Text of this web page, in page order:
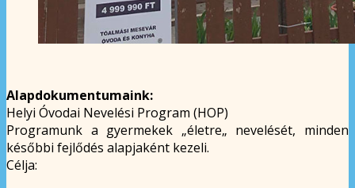
Alapdokumentumaink:
Helyi Óvodai Nevelési Program (HOP)
Programunk a gyermekek „életre„ nevelését, minden
későbbi fejlődés alapjaként kezeli.
Célja: